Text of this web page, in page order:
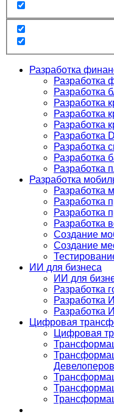
Разработка
Разработка
Разработка
Разработка
Разработка
Разработка
Разработка
Разработка
Разработка
Разработка
Разработка
Разработка
Разработка
Разработка
Разработка
Создание
Создание
ИИ для бизнеса
ИИ для
Разработка
Разработка
Разработка
Цифровая
Цифровая
Девелоперов